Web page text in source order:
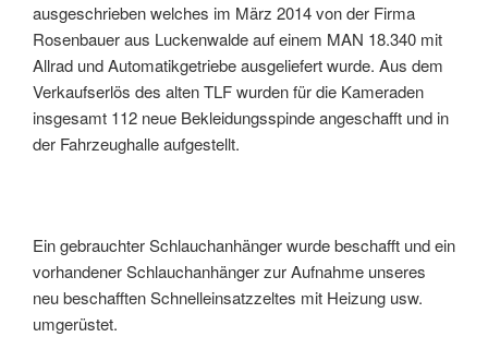
ausgeschrieben welches im März 2014 von der Firma
Rosenbauer aus Luckenwalde auf einem MAN 18.340 mit
Allrad und Automatikgetriebe ausgeliefert wurde. Aus dem
Verkaufserlös des alten TLF wurden für die Kameraden
insgesamt 112 neue Bekleidungsspinde angeschafft und in
der Fahrzeughalle aufgestellt.
Ein gebrauchter Schlauchanhänger wurde beschafft und ein
vorhandener Schlauchanhänger zur Aufnahme unseres
neu beschafften Schnelleinsatzzeltes mit Heizung usw.
umgerüstet.